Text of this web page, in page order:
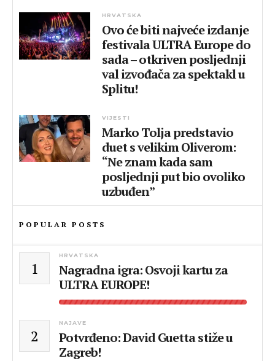
HRVATSKA
Ovo će biti najveće izdanje
festivala ULTRA Europe do
sada – otkriven posljednji
val izvođača za spektakl u
Splitu!
VIJESTI
Marko Tolja predstavio
duet s velikim Oliverom:
“Ne znam kada sam
posljednji put bio ovoliko
uzbuđen”
POPULAR POSTS
1
HRVATSKA
Nagradna igra: Osvoji kartu za
ULTRA EUROPE!
2
NAJAVE
Potvrđeno: David Guetta stiže u
Zagreb!